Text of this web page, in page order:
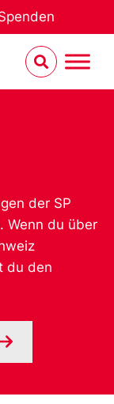
der SP
Wenn du über
du den